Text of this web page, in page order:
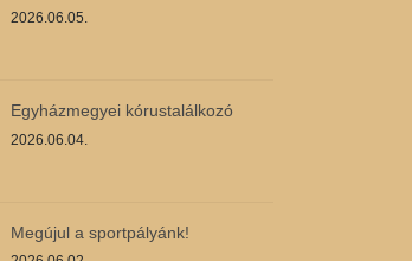
2026.06.05.
Egyházmegyei kórustalálkozó
2026.06.04.
Megújul a sportpályánk!